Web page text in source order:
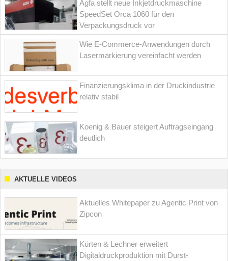
Agfa stellt neue Inkjetdruckmaschine
SpeedSet Orca 1060 für den
Verpackungsdruck vor
Wie E-Commerce-Anwendungen durch
Lasermarkierung vereinfacht werden
Finanzierungsklima in der Druckindustrie
relativ stabil
Koenig & Bauer steigert Auftragseingang
deutlich
AKTUELLE VIDEOS
Aktuelles Whitepaper zu Agentic Print von
Zipcon
Kürten & Lechner erweitert
Digitaldruckproduktion mit Durst-